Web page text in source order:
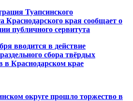
Туапсинского
Краснодарского края сообщает о
публичного сервитута
вводится в действие
сбора твёрдых
в Краснодарском крае
округе прошло торжество в